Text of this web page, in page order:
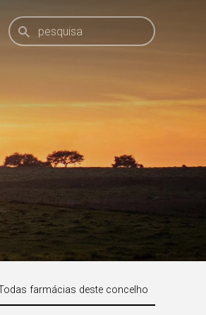
Todas farmácias deste concelho